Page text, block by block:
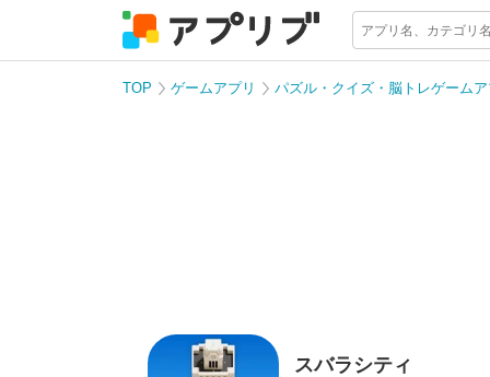
TOP ゲームアプリ パズル・クイズ・脳トレゲーム
スバラシティ